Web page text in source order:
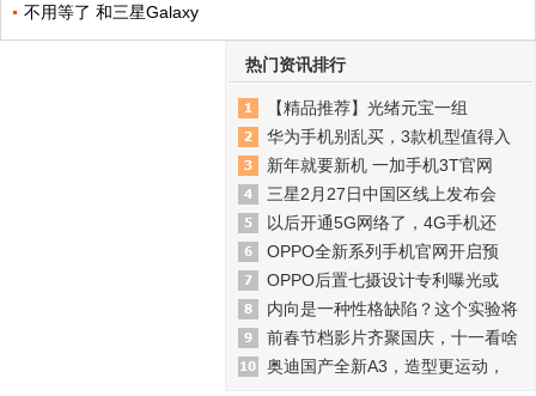
不用等了 和三星Galaxy
热门资讯排行
【精品推荐】光绪元宝一组
华为手机别乱买，3款机型值得入
新年就要新机 一加手机3T官网
三星2月27日中国区线上发布会
以后开通5G网络了，4G手机还
OPPO全新系列手机官网开启预
OPPO后置七摄设计专利曝光或
内向是一种性格缺陷？这个实验将
前春节档影片齐聚国庆，十一看啥
奥迪国产全新A3，造型更运动，